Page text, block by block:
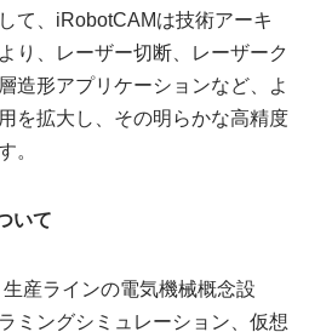
て、iRobotCAMは技術アーキ
り、レーザー切断、レーザーク
造形アプリケーションなど、よ
を拡大し、その明らかな高精度
。
いて
産ラインの電気機械概念設
ミングシミュレーション、仮想